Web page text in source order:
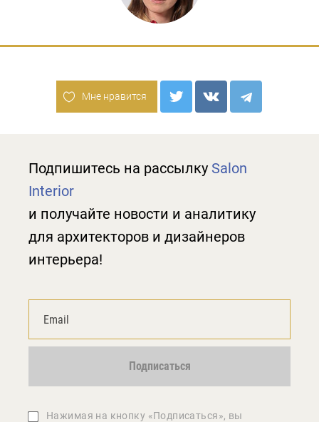
Мне нравится
Подпишитесь на рассылку Salon
Interior
и получайте новости и аналитику
для архитекторов и дизайнеров
интерьера!
Подписаться
Нажимая на кнопку «Подписаться», вы